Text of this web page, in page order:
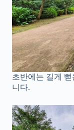
초반에는 길게
니다.